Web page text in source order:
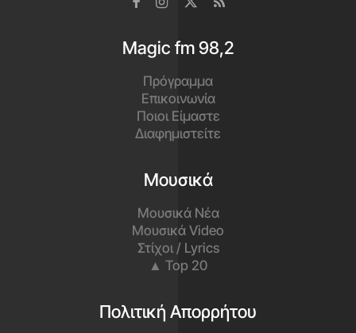
Magic fm 98,2
Πρόγραμμα
Επικοινωνία
Ποιοι Είμαστε
Διαφημιστείτε
Μουσικά
Μουσικά Νέα
Μουσικά Video
Στίχοι / Lyrics
▲ Top 20
Πολιτική Απορρήτου